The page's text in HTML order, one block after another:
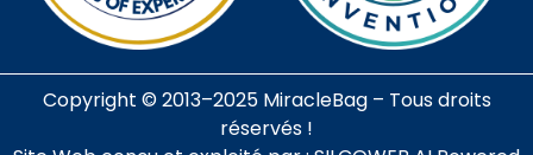
Copyright © 2013–2025 MiracleBag – Tous droits
réservés !